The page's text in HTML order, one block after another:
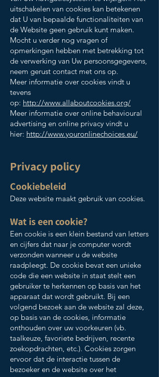
uitschakelen van cookies kan betekenen
dat U van bepaalde functionaliteiten van
de Website geen gebruik kunt maken.
Mocht u verder nog vragen of
opmerkingen hebben met betrekking tot
de verwerking van Uw persoonsgegevens,
neem gerust contact met ons op.
Meer informatie over cookies vindt u
tevens
op: http://www.allaboutcookies.org/
Meer informatie over online behavioural
advertising en online privacy vindt u
hier: http://www.youronlinechoices.eu/
Privacy policy
Cookiebeleid
Deze website maakt gebruik van cookies.
Wat is een cookie?
Een cookie is een klein bestand van letters
en cijfers dat naar je computer wordt
verzonden wanneer u de website
raadpleegt. De cookie bevat een unieke
code die een website in staat stelt een
gebruiker te herkennen op basis van het
apparaat dat wordt gebruikt. Bij een
volgend bezoek aan de website zal deze,
op basis van de cookies, informatie
onthouden over uw voorkeuren (vb.
taalkeuze, favoriete bedrijven, recente
zoekopdrachten, etc.). Cookies zorgen
ervoor dat de interactie tussen de
bezoeker en de website over het